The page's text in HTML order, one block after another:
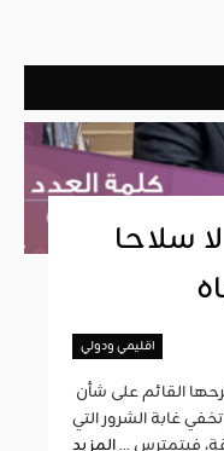
سلاحا
اقليمي ودولي
غابة الشرور التي
فيتمترس ...